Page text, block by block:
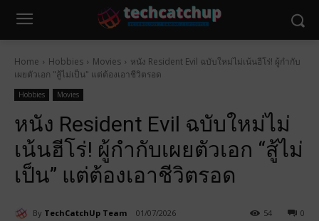
Home Hobbies Movies
หนัง Resident Evil ฉบับใหม่ไม่เน้นฮีโร่! ผู้กำกับ
เผยตัวเอก "สู้ไม่เป็น" แต่ต้องเอาชีวิตรอด
Hobbies Movies
หนัง Resident Evil ฉบับใหม่ไม่
เน้นฮีโร่! ผู้กำกับเผยตัวเอก “สู้ไม่
เป็น” แต่ต้องเอาชีวิตรอด
By TechCatchUp Team 01/07/2026 0
54